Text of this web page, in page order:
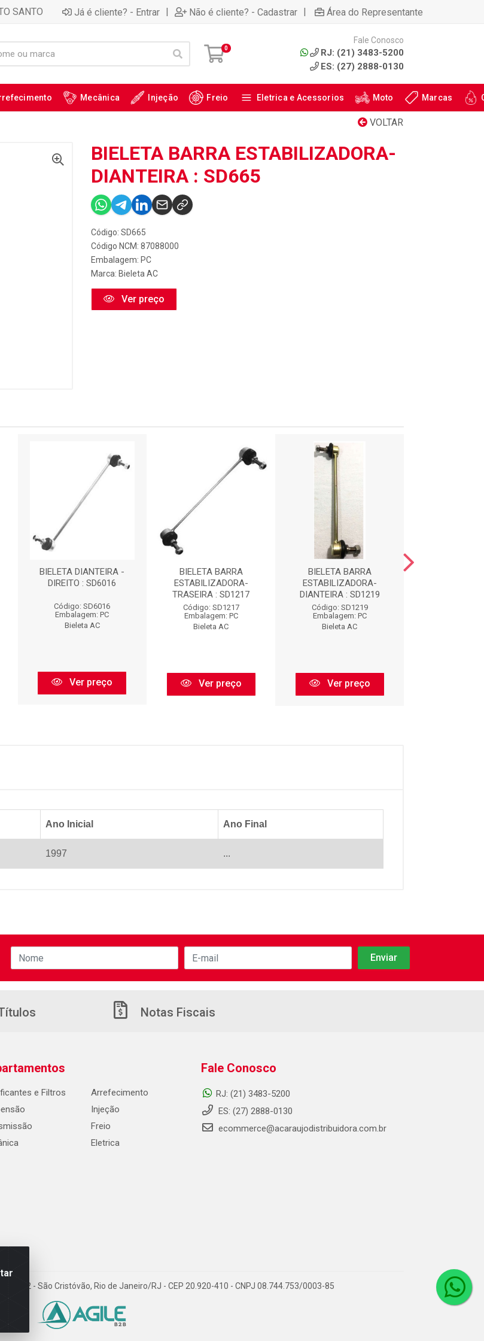
SANTO Já é cliente? - Entrar | Não é cliente? - Cadastrar | Área do Representante
0
Fale Conosco
RJ: (21) 3483-5200
ES: (27) 2888-0130
Mecânica Injeção Freio Eletrica e Acessorios Moto Marcas
VOLTAR
BIELETA BARRA ESTABILIZADORA-
DIANTEIRA : SD665
Código: SD665
Código NCM: 87088000
Embalagem: PC
Marca: Bieleta AC
Ver preço
BIELETA DIANTEIRA -
DIREITO : SD6016
Código: SD6016
Embalagem: PC
Bieleta AC
Ver preço
BIELETA BARRA
ESTABILIZADORA-
TRASEIRA : SD1217
Código: SD1217
Embalagem: PC
Bieleta AC
Ver preço
BIELETA BARRA
ESTABILIZADORA-
DIANTEIRA : SD1219
Código: SD1219
Embalagem: PC
Bieleta AC
Ver preço
Ano Inicial Ano Final
1997 ...
Notas Fiscais
e Filtros
Arrefecimento
Injeção
Freio
Eletrica
Fale Conosco
RJ: (21) 3483-5200
ES: (27) 2888-0130
ecommerce@acaraujodistribuidora.com.br
42 - São Cristóvão, Rio de Janeiro/RJ - CEP 20.920-410 - CNPJ 08.744.753/0003-85